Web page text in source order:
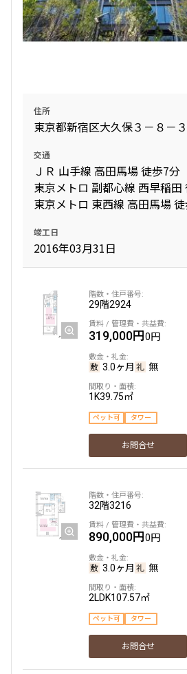
住所
東京都新宿区大久保３－８－３
交通
ＪＲ 山手線 高田馬場 徒歩7分
東京メトロ 副都心線 西早稲田
東京メトロ 東西線 高田馬場
竣工日
2016年03月31日
29階2924
319,000円0円
3.0ヶ月 無
1K39.75㎡
ペット可 タワー
お問合せ
32階3216
890,000円0円
3.0ヶ月 無
2LDK107.57㎡
ペット可 タワー
お問合せ